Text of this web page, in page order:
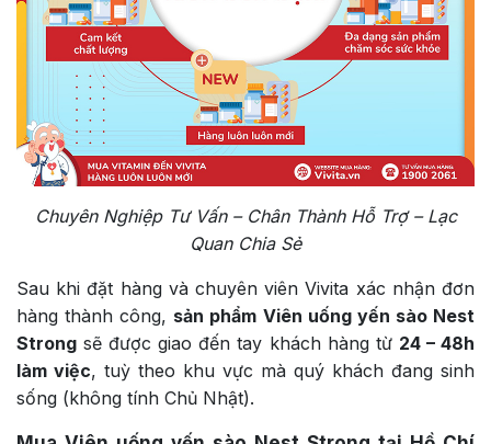
Chuyên Nghiệp Tư Vấn – Chân Thành Hỗ Trợ – Lạc
Quan Chia Sẻ
Sau khi đặt hàng và chuyên viên Vivita xác nhận đơn
hàng thành công, sản phẩm Viên uống yến sào Nest
Strong sẽ được giao đến tay khách hàng từ 24 – 48h
làm việc, tuỳ theo khu vực mà quý khách đang sinh
sống (không tính Chủ Nhật).